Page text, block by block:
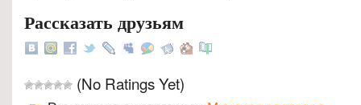
Рассказать друзьям
(No Ratings Yet)